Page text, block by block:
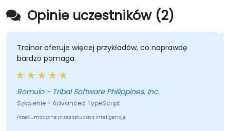
Opinie uczestników (2)
Trainor oferuje więcej przykładów, co naprawdę
bardzo pomaga.
Romulo - Tribal Software Philippines, Inc.
Szkolenie - Advanced TypeScript
Przetłumaczone przez sztuczną inteligencję